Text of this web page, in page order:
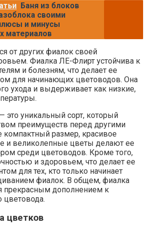
Баня из блоков
своими
и минусы
материалов
от других фиалок своей
Фиалка ЛЕ-Флирт устойчива к
и болезням, что делает ее
для начинающих цветоводов. Она
ухода и выдерживает как низкие,
это уникальный сорт, который
преимуществ перед другими
компактный размер, красивое
и великолепные цветы делают ее
среди цветоводов. Кроме того,
и здоровьем, что делает ее
для тех, кто только начинает
фиалок. В общем, фиалка
прекрасным дополнением к
цветовода.
цветков